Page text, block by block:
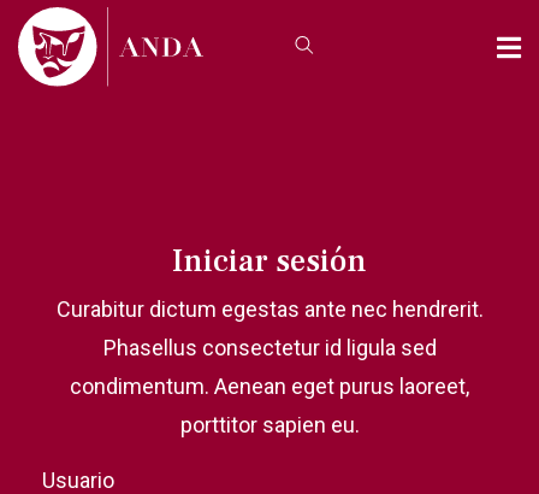
Iniciar sesión
Curabitur dictum egestas ante nec hendrerit.
Phasellus consectetur id ligula sed
condimentum. Aenean eget purus laoreet,
porttitor sapien eu.
Usuario